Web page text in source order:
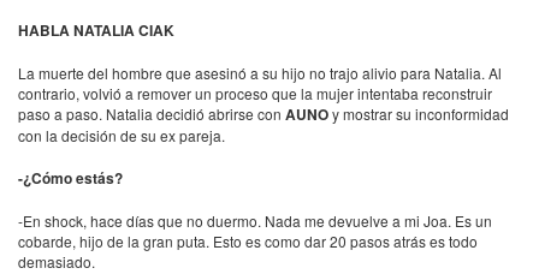
HABLA NATALIA CIAK
La muerte del hombre que asesinó a su hijo no trajo alivio para Natalia. Al
contrario, volvió a remover un proceso que la mujer intentaba reconstruir
paso a paso. Natalia decidió abrirse con AUNOy mostrar su inconformidad
con la decisión de su ex pareja.
-¿Cómo estás?
-En shock, hace días que no duermo. Nada me devuelve a mi Joa. Es un
cobarde, hijo de la gran puta. Esto es como dar 20 pasos atrás es todo
demasiado.